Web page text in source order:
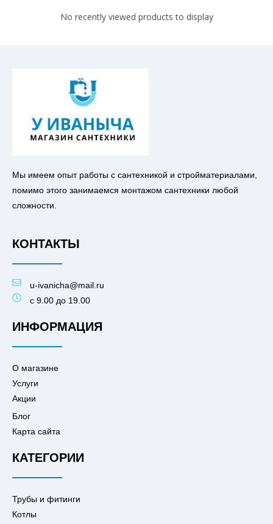
No recently viewed products to display
Мы имеем опыт работы с сантехникой и стройматериалами,
помимо этого занимаемся монтажом сантехники любой
сложности.
КОНТАКТЫ
u-ivanicha@mail.ru
c 9.00 до 19.00
ИНФОРМАЦИЯ
О магазине
Услуги
Акции
Блог
Карта сайта
КАТЕГОРИИ
Трубы и фитинги
Котлы